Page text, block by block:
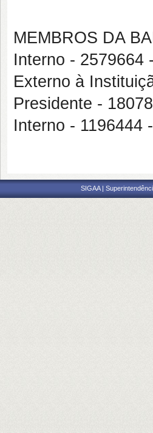
MEMBROS DA
Interno - 2579664
Externo à
Presidente -
Interno - 1196444
SIGAA |